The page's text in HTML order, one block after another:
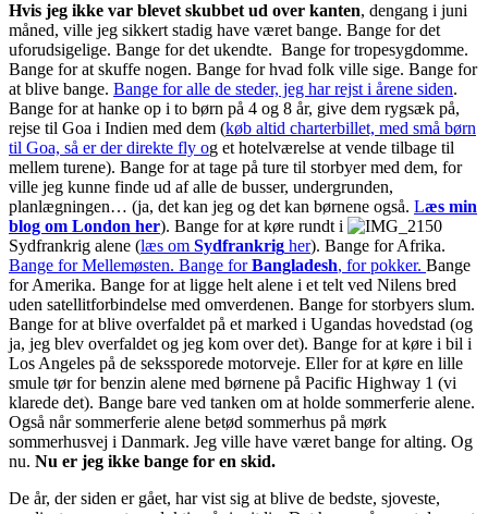
Hvis jeg ikke var blevet skubbet ud over kanten, dengang i juni
måned, ville jeg sikkert stadig have været bange. Bange for det
uforudsigelige. Bange for det ukendte. Bange for tropesygdomme.
Bange for at skuffe nogen. Bange for hvad folk ville sige. Bange for
at blive bange. Bange for alle de steder, jeg har rejst i årene siden.
Bange for at hanke op i to børn på 4 og 8 år, give dem rygsæk på,
rejse til Goa i Indien med dem (køb altid charterbillet, med små børn
til Goa, så er der direkte fly og et hotelværelse at vende tilbage til
mellem turene). Bange for at tage på ture til storbyer med dem, for
ville jeg kunne finde ud af alle de busser, undergrunden,
planlægningen… (ja, det kan jeg og det kan børnene også. Læs min
blog om London her). Bange for at køre rundt i
Sydfrankrig alene (læs om Sydfrankrig her). Bange for Afrika.
Bange for Mellemøsten. Bange forBangladesh, for pokker. Bange
for Amerika. Bange for at ligge helt alene i et telt ved Nilens bred
uden satellitforbindelse med omverdenen. Bange for storbyers slum.
Bange for at blive overfaldet på et marked i Ugandas hovedstad (og
ja, jeg blev overfaldet og jeg kom over det). Bange for at køre i bil i
Los Angeles på de sekssporede motorveje. Eller for at køre en lille
smule tør for benzin alene med børnene på Pacific Highway 1 (vi
klarede det). Bange bare ved tanken om at holde sommerferie alene.
Også når sommerferie alene betød sommerhus på mørk
sommerhusvej i Danmark. Jeg ville have været bange for alting. Og
nu. Nu er jeg ikke bange for en skid.
De år, der siden er gået, har vist sig at blive de bedste, sjoveste,